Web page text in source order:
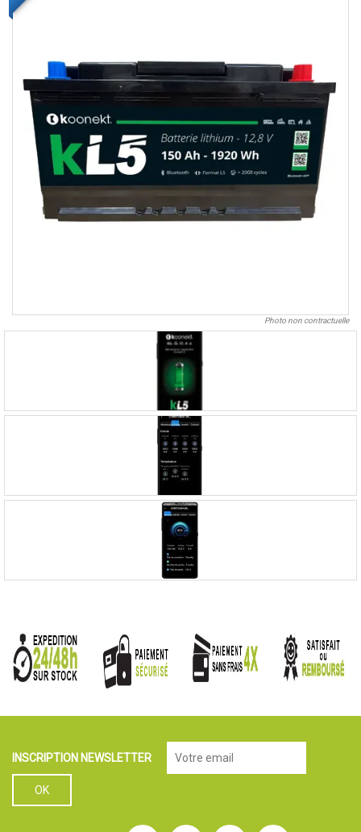
Photo non contractuelle
INSCRIPTION NEWSLETTER